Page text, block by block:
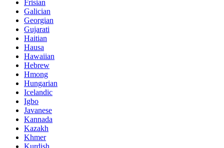
Frisian
Galician
Georgian
Gujarati
Haitian
Hausa
Hawaiian
Hebrew
Hmong
Hungarian
Icelandic
Igbo
Javanese
Kannada
Kazakh
Khmer